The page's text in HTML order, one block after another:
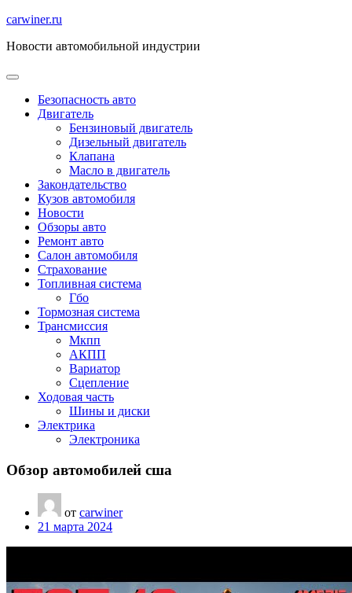
Перейти
содержимому
carwiner.ru
Новости автомобильной индустрии
Безопасность авто
Двигатель
Бензиновый двигатель
Дизельный двигатель
Клапана
Масло в двигатель
Закондательство
Кузов автомобиля
Новости
Обзоры авто
Ремонт авто
Салон автомобиля
Страхование
Топливная система
Гбо
Тормозная система
Трансмиссия
Мкпп
АКПП
Вариатор
Сцепление
Ходовая часть
Шины и диски
Электрика
Электроника
Обзор автомобилей сша
от carwiner
21 марта 2024